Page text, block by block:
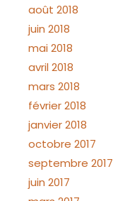
août 2018
juin 2018
mai 2018
avril 2018
mars 2018
février 2018
janvier 2018
octobre 2017
septembre 2017
juin 2017